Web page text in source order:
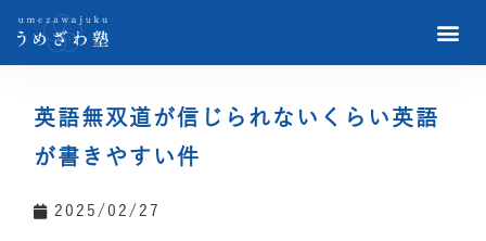
英語無双道が信じられないくらい英語
が書きやすい件
2025/02/27